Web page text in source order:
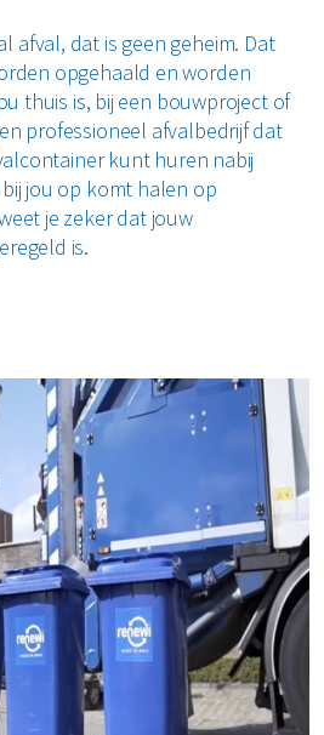
afval, dat is geen geheim. Dat
opgehaald en worden
thuis is, bij een bouwproject of
professioneel afvalbedrijf dat
kunt huren nabij
jou op komt halen op
je zeker dat jouw
is.
huren in
nabij Gouda om
kan het zijn dat je binnenkort
een container wilt huren bij
geleegd. Wat de reden ook is,
terecht. Bij ons staat service op
er dan ook altijd voor dat je op
Vervolgens komen wij
op de juiste tijd legen of
zorgen meer te maken over